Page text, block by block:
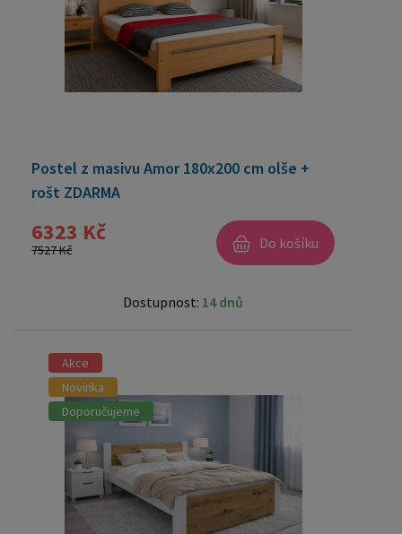
Postel z masivu Amor 180x200 cm olše +
rošt ZDARMA
6323 Kč
7527 Kč Do košíku
Dostupnost: 14 dnů
Akce
Novinka
Doporučujeme